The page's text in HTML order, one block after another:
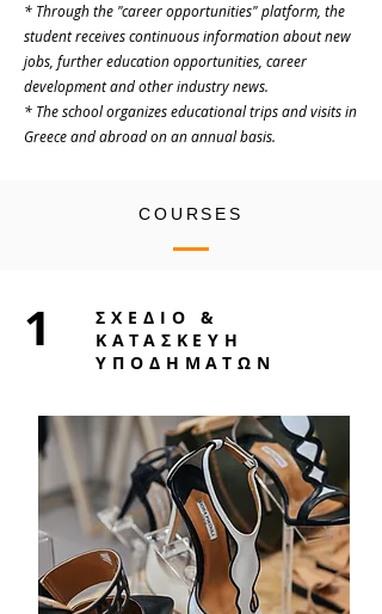
* Through the "career opportunities" platform, the
student receives continuous information about new
jobs, further education opportunities, career
development and other industry news.
* The school organizes educational trips and visits in
Greece and abroad on an annual basis.
COURSES
1
ΣΧΕΔΙΟ &
ΚΑΤΑΣΚΕΥΗ
ΥΠΟΔΗΜΑΤΩΝ